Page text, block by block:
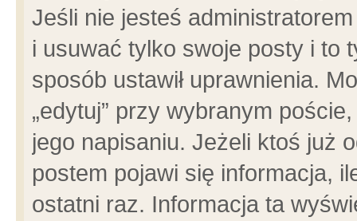
Jeśli nie jesteś
i usuwać tylko swoje posty i to
sposób ustawił uprawnienia.
„edytuj” przy wybranym
jego napisaniu. Jeżeli ktoś już
postem pojawi się informacja,
ostatni raz. Informacja ta